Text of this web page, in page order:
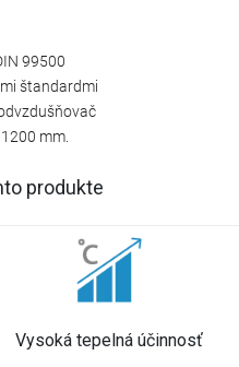
99500
štandardmi
mm.
produkte
Vysoká tepelná účinnosť